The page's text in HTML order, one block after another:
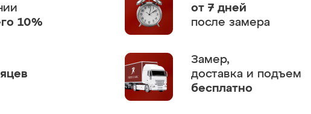
10%
от 7 дней
после замера
Замер,
доставка и подъем
бесплатно